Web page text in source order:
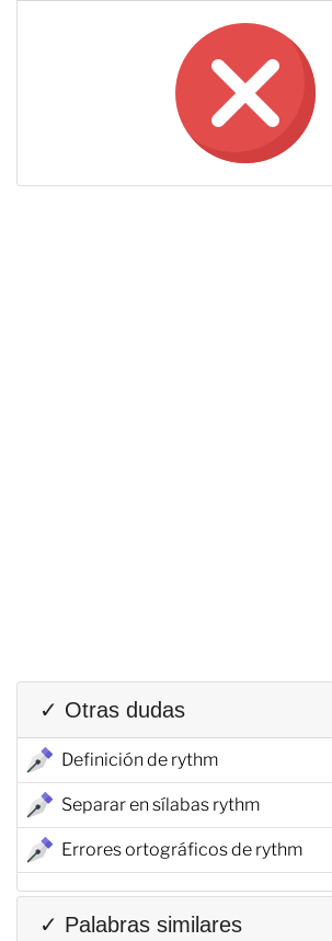
✓ Otras dudas
Definición de rythm
Separar en sílabas rythm
Errores ortográficos de rythm
✓ Palabras similares